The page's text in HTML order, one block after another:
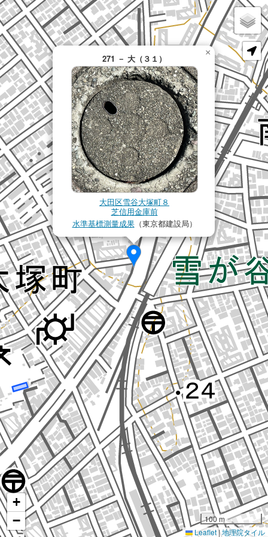
271 － 大（３１）
大田区雪谷大塚町８
芝信用金庫前
水準基標測量成果（東京都建設局）
×
+
−
100 m
Leaflet|地理院タイル